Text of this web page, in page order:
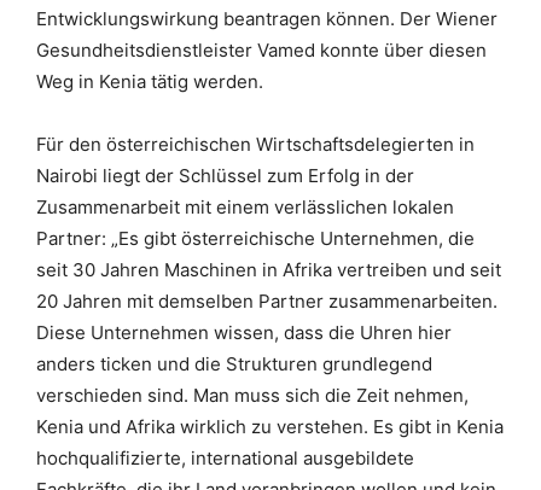
Entwicklungswirkung beantragen können. Der Wiener
Gesundheitsdienstleister Vamed konnte über diesen
Weg in Kenia tätig werden.
Für den österreichischen Wirtschaftsdelegierten in
Nairobi liegt der Schlüssel zum Erfolg in der
Zusammenarbeit mit einem verlässlichen lokalen
Partner: „Es gibt österreichische Unternehmen, die
seit 30 Jahren Maschinen in Afrika vertreiben und seit
20 Jahren mit demselben Partner zusammenarbeiten.
Diese Unternehmen wissen, dass die Uhren hier
anders ticken und die Strukturen grundlegend
verschieden sind. Man muss sich die Zeit nehmen,
Kenia und Afrika wirklich zu verstehen. Es gibt in Kenia
hochqualifizierte, international ausgebildete